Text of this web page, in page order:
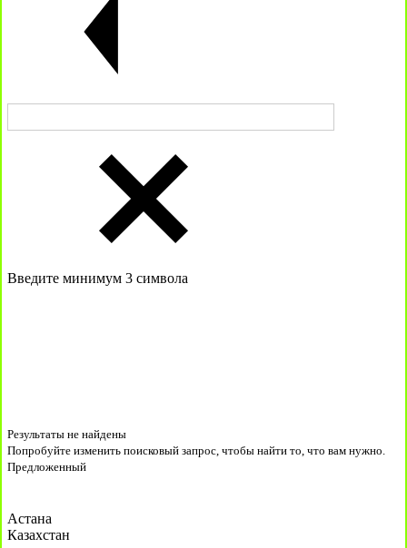
Введите минимум 3 символа
Результаты не найдены
Попробуйте изменить поисковый запрос, чтобы найти то, что вам нужно.
Предложенный
Астана
Казахстан